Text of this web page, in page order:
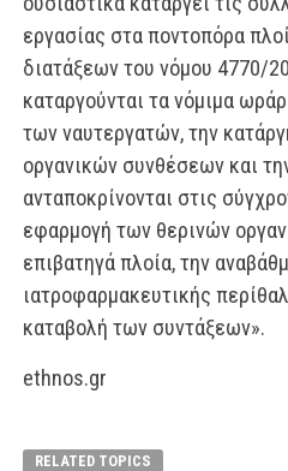
εργασίας στα ποντοπόρα
διατάξεων του νόμου 4770/
καταργούνται τα νόμιμα
των ναυτεργατών, την
οργανικών συνθέσεων και
ανταποκρίνονται στις
εφαρμογή των θερινών
επιβατηγά πλοία, την
ιατροφαρμακευτικής
καταβολή των συντάξεων».
ethnos.gr
RELATED TOPICS